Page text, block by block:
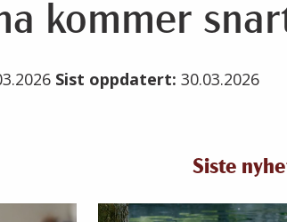
kommer
Sist oppdatert: 30.03.2026
Siste